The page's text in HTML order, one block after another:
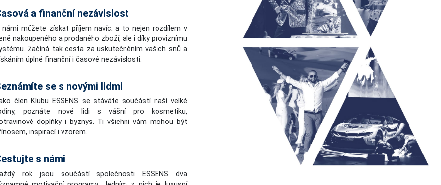
a finanční nezávislost
námi můžete získat příjem navíc, a to nejen rozdílem v
nakoupeného a prodaného zboží, ale i díky proviznímu
Začíná tak cesta za uskutečněním vašich snů a
úplné finanční i časové nezávislosti.
se s novými lidmi
člen Klubu ESSENS se stáváte součástí naší velké
poznáte nové lidi s vášní pro kosmetiku,
doplňky i byznys. Ti všichni vám mohou být
inspirací i vzorem.
s námi
rok jsou součástí společnosti ESSENS dva